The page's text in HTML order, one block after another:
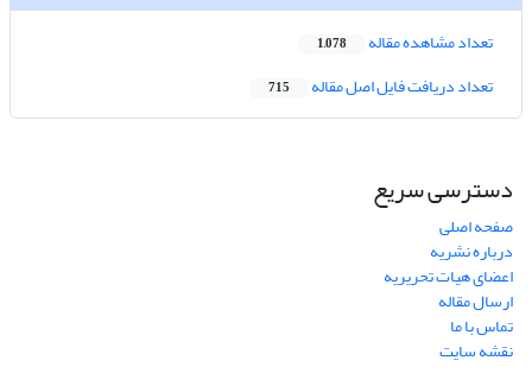
تعداد مشاهده مقاله 1,078
تعداد دریافت فایل اصل مقاله 715
دسترسی سریع
صفحه اصلی
درباره نشریه
اعضای هیات تحریریه
ارسال مقاله
تماس با ما
نقشه سایت